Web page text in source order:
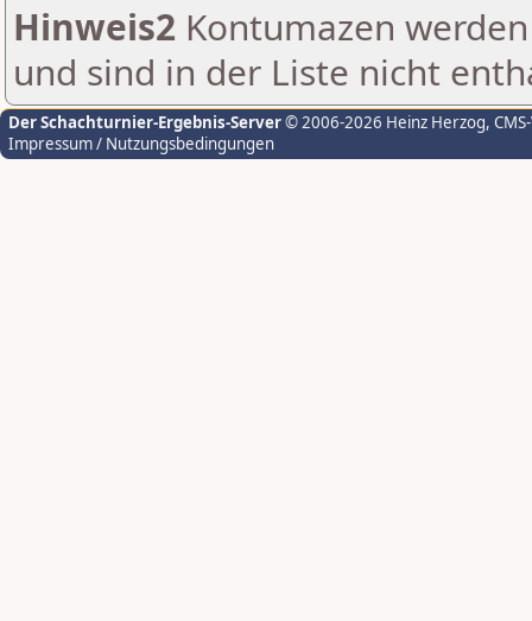
Hinweis2 Kontumazen
und sind in der Liste nicht
Der Schachturnier-Ergebnis-Server© 2006-2026 Heinz Herzog,
Impressum / Nutzungsbedingungen